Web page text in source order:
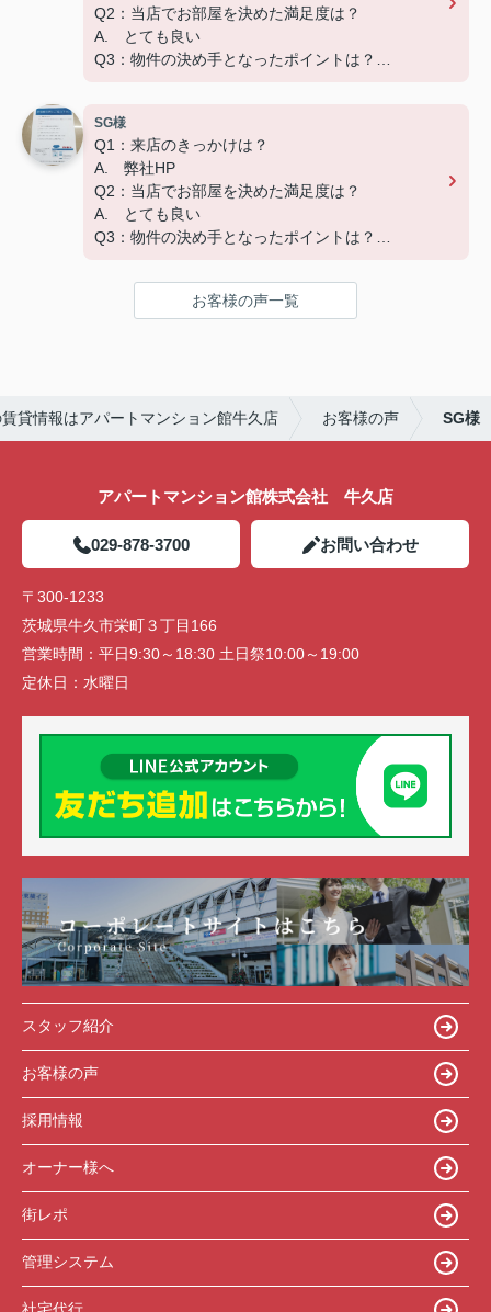
Q2：当店でお部屋を決めた満足度は？
A. とても良い
Q3：物件の決め手となったポイントは？
ーーーーーーーーーーーーーーーーーーーー
この度はご成約いただき、ありがとうございました
☆彡
快適な新生活になることをお祈りしています('ω')
SG様
Q1：来店のきっかけは？
A. 弊社HP
Q2：当店でお部屋を決めた満足度は？
A. とても良い
Q3：物件の決め手となったポイントは？
ーーーーーーーーーーーーーーーーーーーー
お客様の声一覧
貸情報はアパートマンション館牛久店 お客様の声 SG様
アパートマンション館株式会社 牛久店
029-878-3700 お問い合わせ
〒300-1233
茨城県牛久市栄町３丁目166
営業時間： 平日9:30～18:30 土日祭10:00～19:00
定休日： 水曜日
スタッフ紹介
お客様の声
採用情報
オーナー様へ
街レポ
管理システム